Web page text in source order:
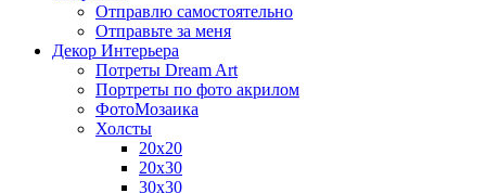
Отправлю самостоятельно
Отправьте за меня
Декор Интерьера
Потреты Dream Art
Портреты по фото акрилом
ФотоМозаика
Холсты
20х20
20х30
30х30